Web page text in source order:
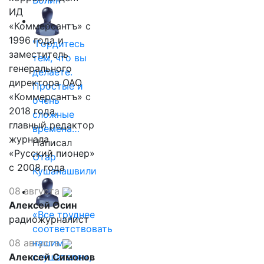
"Гордитесь
тем, что вы
делаете.
Простые и
очень
сложные
времена…
Написал
Отар
Кушанашвили
«Все труднее
соответствовать
нашим
слушателям,
ИД
«Коммерсантъ» с
1996 года и
заместитель
генерального
директора ОАО
«Коммерсантъ» с
2018 года,
главный редактор
журнала
«Русский пионер»
с 2008 года
08 августа
Алексей Осин
радиожурналист
08 августа
Алексей Симонов